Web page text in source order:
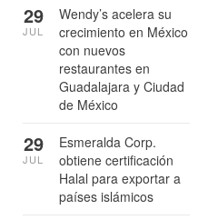
Wendy’s acelera su
crecimiento en México
con nuevos
restaurantes en
Guadalajara y Ciudad
de México
29
JUL
Esmeralda Corp.
obtiene certificación
Halal para exportar a
países islámicos
29
JUL